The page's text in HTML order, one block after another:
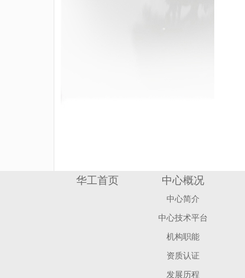
华工首页 中心概况
中心简介
中心技术平台
机构职能
资质认证
发展历程